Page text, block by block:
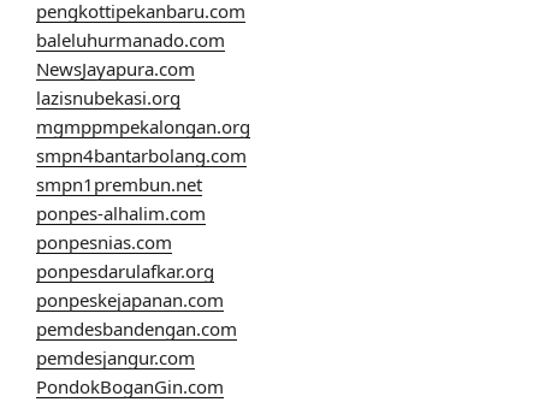
pengkottipekanbaru.com
baleluhurmanado.com
NewsJayapura.com
lazisnubekasi.org
mgmppmpekalongan.org
smpn4bantarbolang.com
smpn1prembun.net
ponpes-alhalim.com
ponpesnias.com
ponpesdarulafkar.org
ponpeskejapanan.com
pemdesbandengan.com
pemdesjangur.com
PondokBoganGin.com